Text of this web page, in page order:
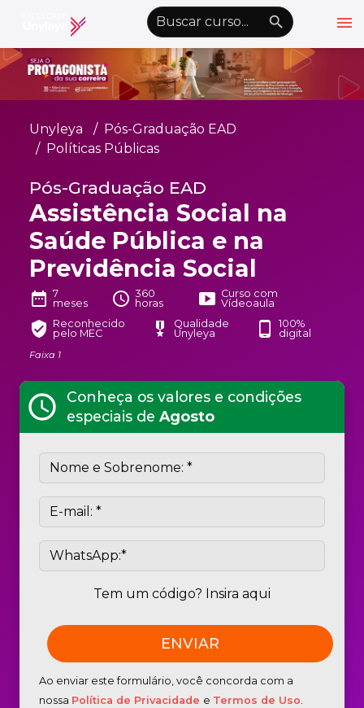
menu
emoji_objectsAlto Contraste nights_stay wb_sunny
Graduação EAD
Pós-Graduação EAD
Atualização Profissional
Conheça a Unyleya keyboard_arrow_down
Alianças Acadêmicas
Convênioskeyboard_arrow_down
UnyVantagens
Unyleya
Pós-Graduação EAD
Políticas Públicas
Pós-Graduação EAD
Assistência Social na
Saúde Pública e na
Previdência Social
date_range 7
meses
schedule 360
horas
smart_display Curso com
Vídeoaula
verified_user Reconhecido
pelo MEC
military_tech
Qualidade
Unyleya
phone_android
100%
digital
Faixa 1
schedule
Conheça os valores e condições
especiais de Agosto
Tem um código? Insira aqui
Ao enviar este formulário, você concorda com a
nossa Política de Privacidade e Termos de Uso.